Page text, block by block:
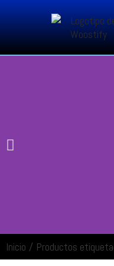
ENTRAR
Inicio / Productos